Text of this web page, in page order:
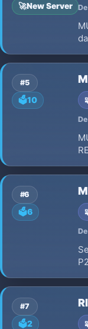
🚀New Server
#5
🗳️10
#6
🗳️6
#7
🗳️2